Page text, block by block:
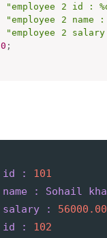
"employee 2 id :
"employee 2 name
"employee 2
0 ;
id :
101
name : Sohail
salary :
id :
102